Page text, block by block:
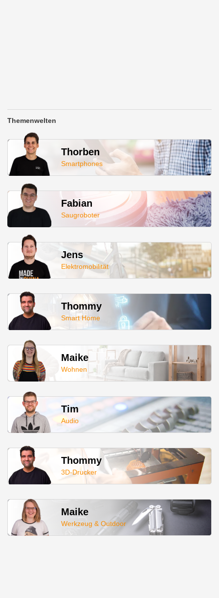
Themenwelten
Thorben
Smartphones
Fabian
Saugroboter
Jens
Elektromobilität
Thommy
Smart Home
Maike
Wohnen
Tim
Audio
Thommy
3D-Drucker
Maike
Werkzeug & Outdoor